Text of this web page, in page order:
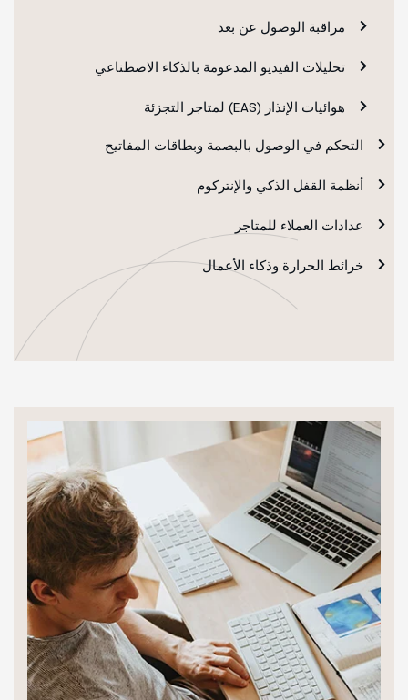
مراقبة الوصول عن بعد
تحليلات الفيديو المدعومة بالذكاء الاصطناعي
هوائيات الإنذار (EAS) لمتاجر التجزئة
التحكم في الوصول بالبصمة وبطاقات المفاتيح
أنظمة القفل الذكي والإنتركوم
عدادات العملاء للمتاجر
خرائط الحرارة وذكاء الأعمال